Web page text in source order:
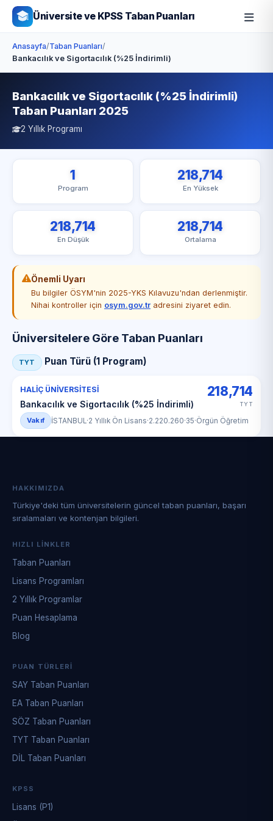
Üniversite ve KPSS Taban Puanları
Anasayfa/Taban Puanları/
Bankacılık ve Sigortacılık (%25 İndirimli)
Bankacılık ve Sigortacılık (%25 İndirimli)
Taban Puanları 2025
2 Yıllık Programı
1
Program
218,714
En Yüksek
218,714
En Düşük
218,714
Ortalama
Önemli Uyarı
Bu bilgiler ÖSYM'nin 2025-YKS Kılavuzu'ndan derlenmiştir.
Nihai kontroller için osym.gov.tr adresini ziyaret edin.
Üniversitelere Göre Taban Puanları
TYT Puan Türü (1 Program)
HALİÇ ÜNİVERSİTESİ
Bankacılık ve Sigortacılık (%25 İndirimli)
218,714
TYT
Vakıf İSTANBUL ·2 Yıllık Ön Lisans·2.220.260·35·Örgün Öğretim
HAKKIMIZDA
Türkiye'deki tüm üniversitelerin güncel taban puanları, başarı
sıralamaları ve kontenjan bilgileri.
HIZLI LINKLER
Taban Puanları
Lisans Programları
2 Yıllık Programlar
Puan Hesaplama
Blog
PUAN TÜRLERI
SAY Taban Puanları
EA Taban Puanları
SÖZ Taban Puanları
TYT Taban Puanları
DİL Taban Puanları
KPSS
Lisans (P1)